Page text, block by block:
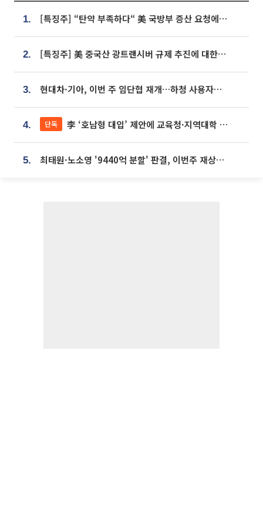
1. [특징주] “탄약 부족하다“ 美 국방부 증산 요청에⋯국내 방산주 급등세
2. [특징주] 美 중국산 광트랜시버 규제 추진에 대한광통신 등 광통신株 강세
3. 현대차·기아, 이번 주 임단협 재개…하청 사용자성 재심도 ‘변수’
4. 단독 李 ‘호남형 대입’ 제안에 교육청·지역대학 서·논술형 입시 연계 '착수'
5. 최태원·노소영 '9440억 분할' 판결, 이번주 재상고 여부 주목